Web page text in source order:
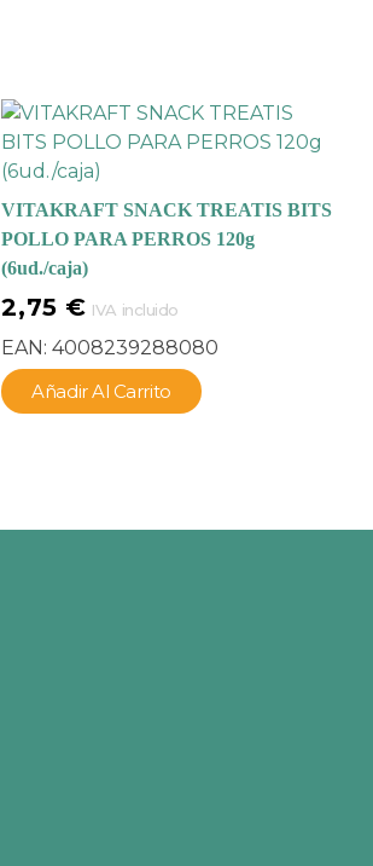
VITAKRAFT SNACK TREATIS BITS
POLLO PARA PERROS 120g
(6ud./caja)
2,75 € IVA incluido
EAN:4008239288080
Añadir Al Carrito